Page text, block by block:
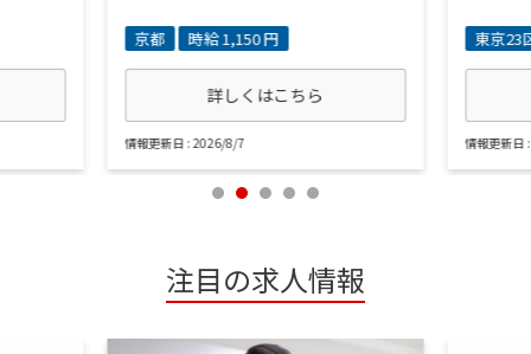
京都 時給 1,150 円
詳しくはこちら
情報更新日 : 2026/8/7
東京23
情報更新日
注目の求人情報